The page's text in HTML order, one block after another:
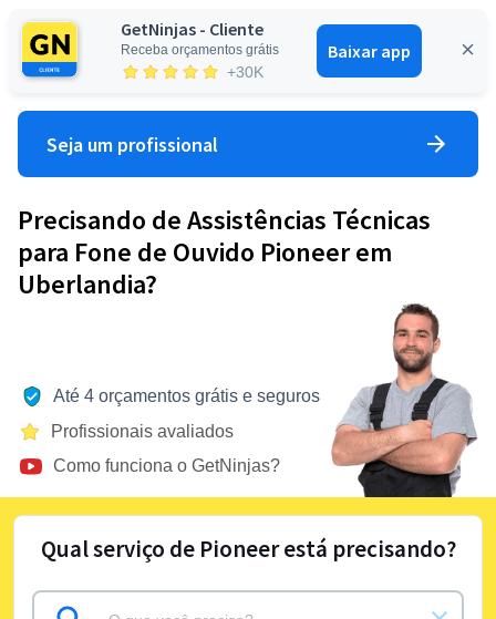
GetNinjas - Cliente
Receba orçamentos grátis
+30K
Baixar app
Entrar
Seja um profissional
Precisando de Assistências Técnicas
para Fone de Ouvido Pioneer em
Uberlandia?
Até 4 orçamentos grátis e seguros
Profissionais avaliados
Como funciona o GetNinjas?
Qual serviço de Pioneer está precisando?